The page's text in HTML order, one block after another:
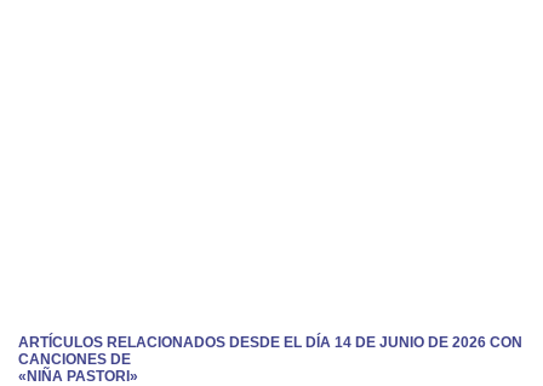
ARTÍCULOS RELACIONADOS DESDE EL DÍA 14 DE JUNIO DE 2026 CON
CANCIONES DE
«NIÑA PASTORI»